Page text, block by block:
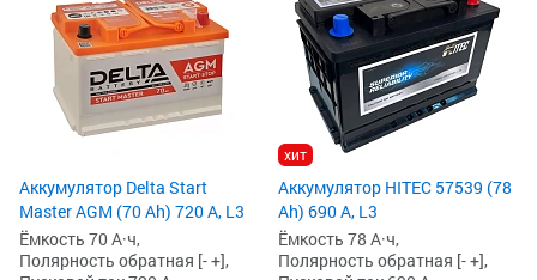
Аккумулятор Delta Start
Master AGM (70 Ah) 720 А, L3
Ёмкость 70 А·ч,
Полярность обратная [- +],
хит
Аккумулятор HITEC 57539 (78
Ah) 690 А, L3
Ёмкость 78 А·ч,
Полярность обратная [- +],